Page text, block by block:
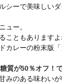
シーで美味しい
ュー。
こともありますよ
カレーの粉末版「
質が50％オフ！
みのある味わいが